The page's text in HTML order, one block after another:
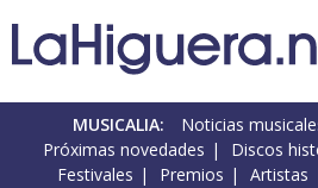
MUSICALIA: Noticias
Próximas novedades
Discos
Festivales
Premios Artistas